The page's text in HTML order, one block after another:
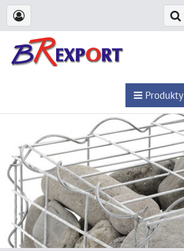
Produkty